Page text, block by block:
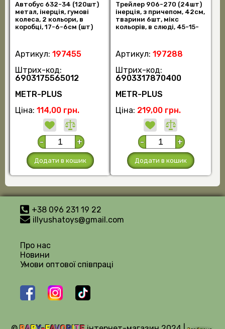
Автобус 632-34 (120шт)
метал, інерція, гумові
колеса, 2 кольори, в
коробці, 17-6-6см (шт)
Артикул: 197455
Штрих-код:
6903175565012
METR-PLUS
Ціна: 114,00 грн.
- +
Додати в кошик
Трейлер 906-270 (24шт)
інерція, з причепом, 42см,
тварини 6шт, мікс
кольорів, в слюді, 45-15-
Артикул: 197288
Штрих-код:
6903317870400
METR-PLUS
Ціна: 219,00 грн.
- +
Додати в кошик
+38 096 231 19 22
illyushatoys@gmail.com
Про нас
Новини
Умови оптової співпраці